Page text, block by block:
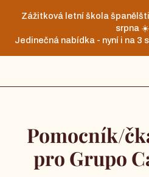
Zážitková letní škola
srpna
Jedinečná nabídka - nyní i na 3
Pomocník/
pro Grupo